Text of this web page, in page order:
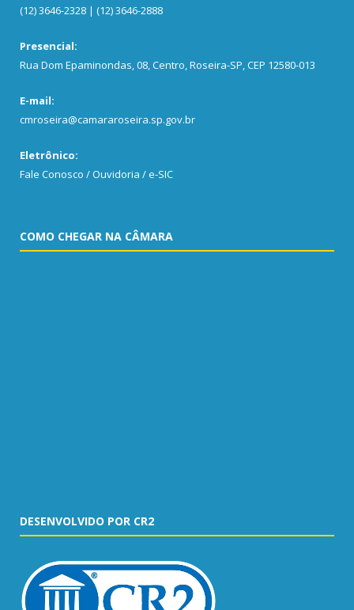
(12) 3646-2328 | (12) 3646-2888
Presencial:
Rua Dom Epaminondas, 08, Centro, Roseira-SP, CEP 12580-013
E-mail:
cmroseira@camararoseira.sp.gov.br
Eletrônico:
Fale Conosco / Ouvidoria / e-SIC
COMO CHEGAR NA CÂMARA
DESENVOLVIDO POR CR2